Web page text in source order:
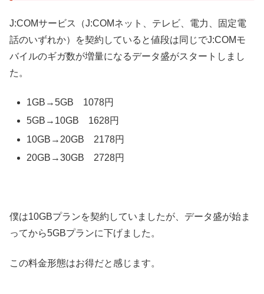
J:COMサービス（J:COMネット、テレビ、電力、固定電
話のいずれか）を契約していると値段は同じでJ:COMモ
バイルのギガ数が増量になるデータ盛がスタートしまし
た。
1GB→5GB 1078円
5GB→10GB 1628円
10GB→20GB 2178円
20GB→30GB 2728円
僕は10GBプランを契約していましたが、データ盛が始ま
ってから5GBプランに下げました。
この料金形態はお得だと感じます。